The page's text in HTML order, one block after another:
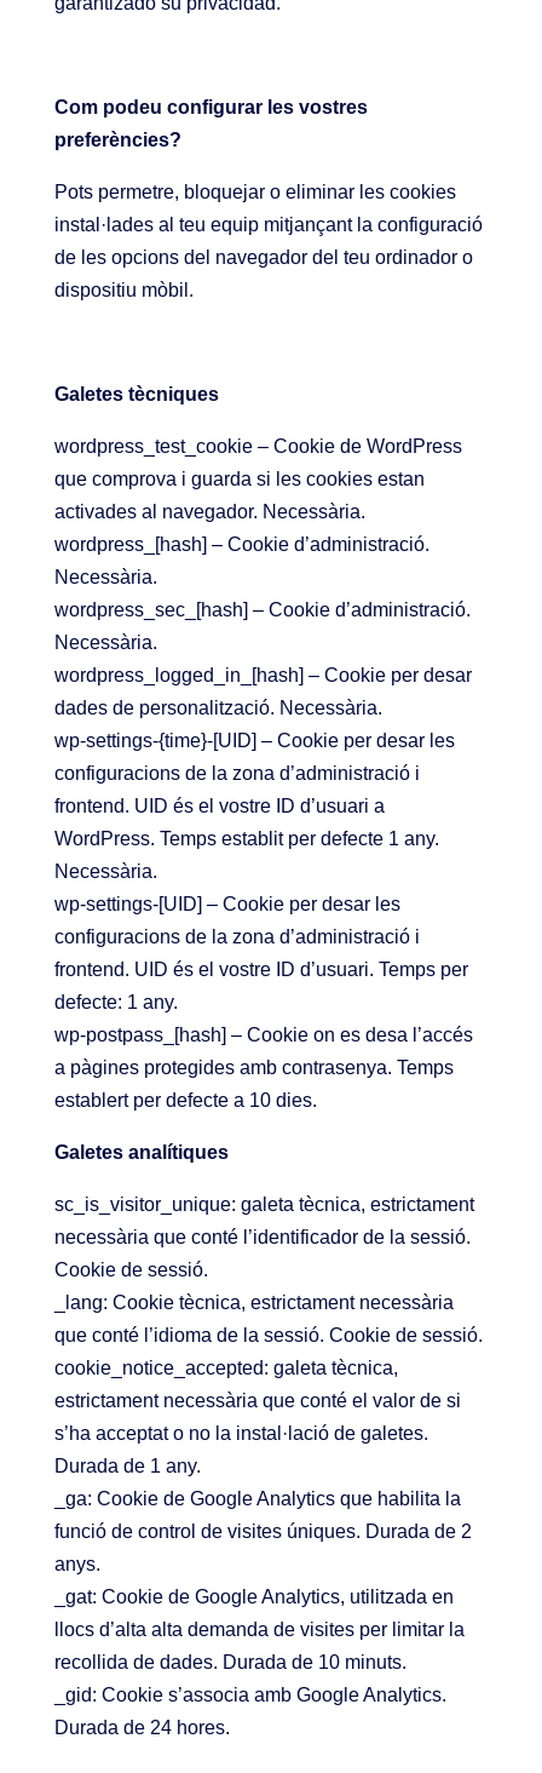
Com podeu configurar les vostres
preferències?
Pots permetre, bloquejar o eliminar les cookies
instal·lades al teu equip mitjançant la configuració
de les opcions del navegador del teu ordinador o
dispositiu mòbil.
Galetes tècniques
wordpress_test_cookie – Cookie de WordPress
que comprova i guarda si les cookies estan
activades al navegador. Necessària.
wordpress_[hash] – Cookie d’administració.
Necessària.
wordpress_sec_[hash] – Cookie d’administració.
Necessària.
wordpress_logged_in_[hash] – Cookie per desar
dades de personalització. Necessària.
wp-settings-{time}-[UID] – Cookie per desar les
configuracions de la zona d’administració i
frontend. UID és el vostre ID d’usuari a
WordPress. Temps establit per defecte 1 any.
Necessària.
wp-settings-[UID] – Cookie per desar les
configuracions de la zona d’administració i
frontend. UID és el vostre ID d’usuari. Temps per
defecte: 1 any.
wp-postpass_[hash] – Cookie on es desa l’accés
a pàgines protegides amb contrasenya. Temps
establert per defecte a 10 dies.
Galetes analítiques
sc_is_visitor_unique: galeta tècnica, estrictament
necessària que conté l’identificador de la sessió.
Cookie de sessió.
_lang: Cookie tècnica, estrictament necessària
que conté l’idioma de la sessió. Cookie de sessió.
cookie_notice_accepted: galeta tècnica,
estrictament necessària que conté el valor de si
s’ha acceptat o no la instal·lació de galetes.
Durada de 1 any.
_ga: Cookie de Google Analytics que habilita la
funció de control de visites úniques. Durada de 2
anys.
_gat: Cookie de Google Analytics, utilitzada en
llocs d’alta alta demanda de visites per limitar la
recollida de dades. Durada de 10 minuts.
_gid: Cookie s’associa amb Google Analytics.
Durada de 24 hores.